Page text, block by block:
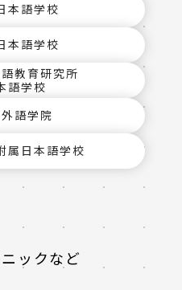
本語学校
本語学校
教育研究所
語学校
語学院
属日本語学校
ックなど